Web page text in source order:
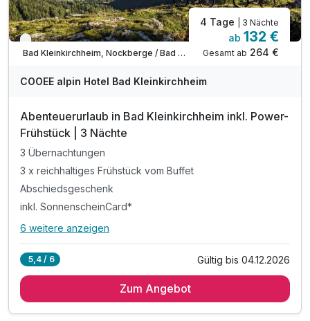
Verfügbar bis Dezember
Bad Kleinkirchheim, Nockberge / Bad Kleinkirchheim
4 Tage | 3 Nächte
ab 132 €
Gesamt ab 264 €
COOEE alpin Hotel Bad Kleinkirchheim
Abenteuerurlaub in Bad Kleinkirchheim inkl. Power-
Frühstück | 3 Nächte
3 Übernachtungen
3 x reichhaltiges Frühstück vom Buffet
Abschiedsgeschenk
inkl. SonnenscheinCard*
Alle Inklusivleistungen
3 x reichhaltiges Frühstück vom Buffet
6 weitere anzeigen
5,4 / 6 Gültig bis 04.12.2026
Zum Angebot